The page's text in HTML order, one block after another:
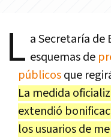
L a Secretaría de
esquemas de
públicosque
La medida
extendió
los usuarios de